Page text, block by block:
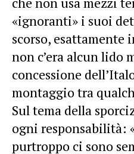
«ignoranti» i suoi
scorso, esattamente
non c’era alcun lido
concessione
montaggio tra
Sul tema della
ogni responsabilità:
purtroppo ci sono